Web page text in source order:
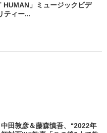
HUMAN」ミュージックビデ
ティー...
中田敦彦＆藤森慎吾、“2022年